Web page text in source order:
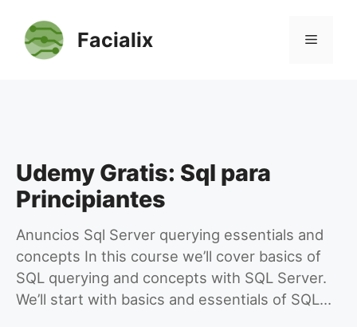
contenido
Facialix Menú
Udemy Gratis: Sql para
Principiantes
Anuncios Sql Server querying essentials and
concepts In this course we’ll cover basics of
SQL querying and concepts with SQL Server.
We’ll start with basics and essentials of SQL…